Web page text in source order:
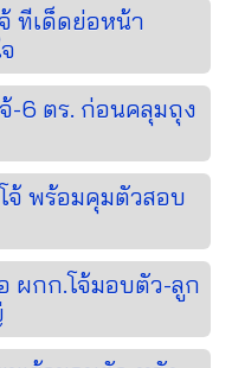
ทีเด็ดย่อหน้า
-6 ตร. ก่อนคลุมถุง
จ้ พร้อมคุมตัวสอบ
ผกก.โจ้มอบตัว-ลูก